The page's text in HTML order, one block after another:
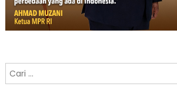
Cari
untuk: